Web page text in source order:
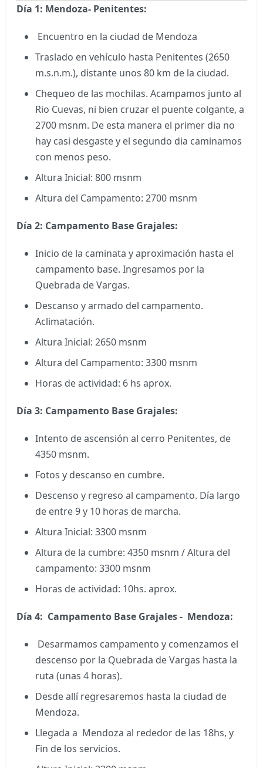
Día 1: Mendoza- Penitentes:
Encuentro en la ciudad de Mendoza
Traslado en vehículo hasta Penitentes (2650
m.s.n.m.), distante unos 80 km de la ciudad.
Chequeo de las mochilas. Acampamos junto al
Rio Cuevas, ni bien cruzar el puente colgante, a
2700 msnm. De esta manera el primer dia no
hay casi desgaste y el segundo dia caminamos
con menos peso.
Altura Inicial: 800 msnm
Altura del Campamento: 2700 msnm
Día 2: Campamento Base Grajales:
Inicio de la caminata y aproximación hasta el
campamento base. Ingresamos por la
Quebrada de Vargas.
Descanso y armado del campamento.
Aclimatación.
Altura Inicial: 2650 msnm
Altura del Campamento: 3300 msnm
Horas de actividad: 6 hs aprox.
Día 3: Campamento Base Grajales:
Intento de ascensión al cerro Penitentes, de
4350 msnm.
Fotos y descanso en cumbre.
Descenso y regreso al campamento. Día largo
de entre 9 y 10 horas de marcha.
Altura Inicial: 3300 msnm
Altura de la cumbre: 4350 msnm / Altura del
campamento: 3300 msnm
Horas de actividad: 10hs. aprox.
Día 4: Campamento Base Grajales - Mendoza:
Desarmamos campamento y comenzamos el
descenso por la Quebrada de Vargas hasta la
ruta (unas 4 horas).
Desde allí regresaremos hasta la ciudad de
Mendoza.
Llegada a Mendoza al rededor de las 18hs, y
Fin de los servicios.